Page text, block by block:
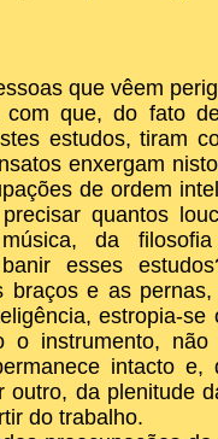
que vêem
que, do fato
estudos, tiram
enxergam
de ordem
quantos
da
banir esses
braços e as
estropia-
o instrumento,
intacto
outro, da plenitude
do trabalho.